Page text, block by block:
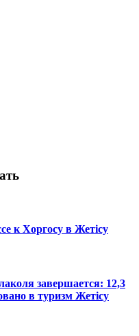
к Хоргосу в Жетісу
завершается: 12,3
в туризм Жетісу